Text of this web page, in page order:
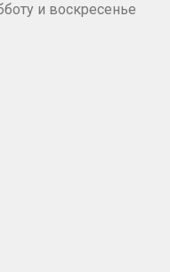
и воскресенье